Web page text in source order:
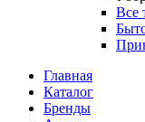
Все
Главная
Каталог
Бренды